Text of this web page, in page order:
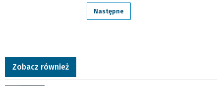
Następne
Zobacz również